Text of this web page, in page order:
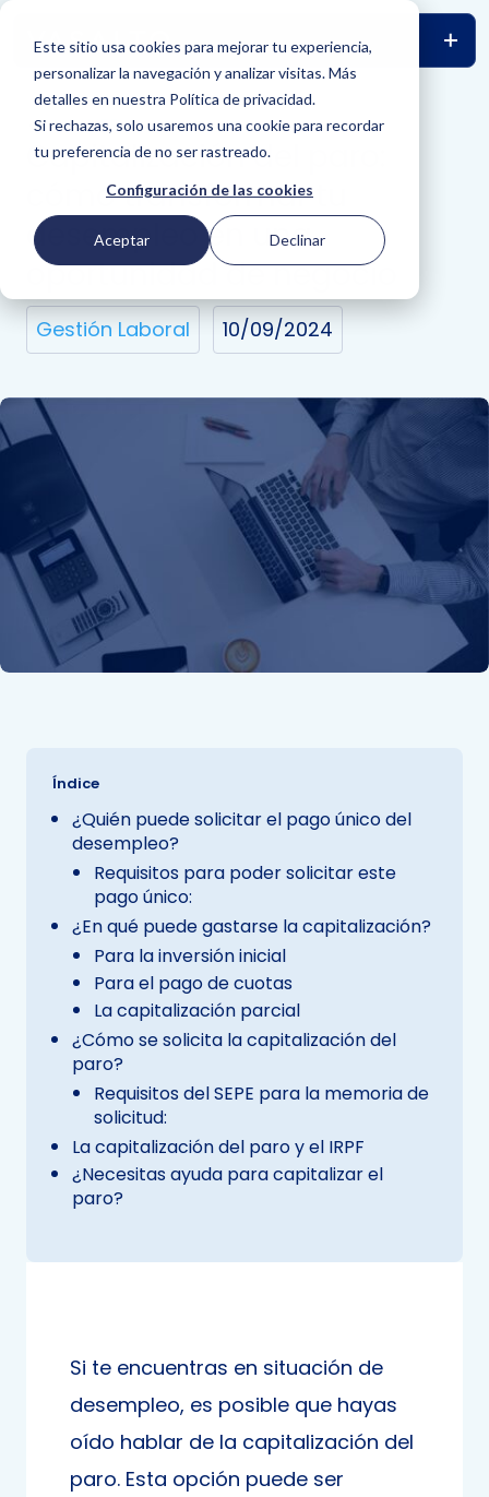
Este sitio usa cookies para mejorar tu experiencia,
personalizar la navegación y analizar visitas. Más
detalles en nuestra Política de privacidad.
Si rechazas, solo usaremos una cookie para recordar
tu preferencia de no ser rastreado.
Configuración de las cookies
Aceptar Declinar
VOLVER
Capitalización del paro:
cómo transformar tu
desempleo en una
oportunidad de negocio
Gestión Laboral 10/09/2024
Si te encuentras en situación de
desempleo, es posible que hayas
oído hablar de la capitalización del
paro. Esta opción puede ser
Índice
¿Quién puede solicitar el pago único del
desempleo?
Requisitos para poder solicitar este
pago único:
¿En qué puede gastarse la capitalización?
Para la inversión inicial
Para el pago de cuotas
La capitalización parcial
¿Cómo se solicita la capitalización del
paro?
Requisitos del SEPE para la memoria de
solicitud:
La capitalización del paro y el IRPF
¿Necesitas ayuda para capitalizar el
paro?